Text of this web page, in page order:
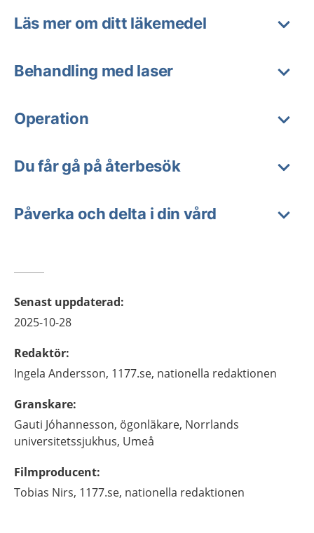
Läs mer om ditt läkemedel
Behandling med laser
Operation
Du får gå på återbesök
Påverka och delta i din vård
Senast uppdaterad:
2025-10-28
Redaktör:
Ingela Andersson, 1177.se, nationella redaktionen
Granskare:
Gauti Jóhannesson, ögonläkare, Norrlands
universitetssjukhus, Umeå
Filmproducent:
Tobias Nirs, 1177.se, nationella redaktionen